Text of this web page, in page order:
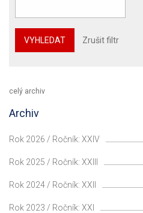
VYHLEDAT Zrušit filtr
celý archiv
Archiv
Rok 2026 / Ročník: XXIV
Rok 2025 / Ročník: XXIII
Rok 2024 / Ročník: XXII
Rok 2023 / Ročník: XXI